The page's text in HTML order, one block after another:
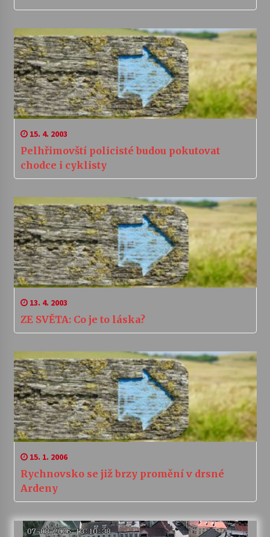
15. 4. 2003
Pelhřimovští policisté budou pokutovat
chodce i cyklisty
13. 4. 2003
ZE SVĚTA: Co je to láska?
15. 1. 2006
Rychnovsko se již brzy promění v drsné
Ardeny